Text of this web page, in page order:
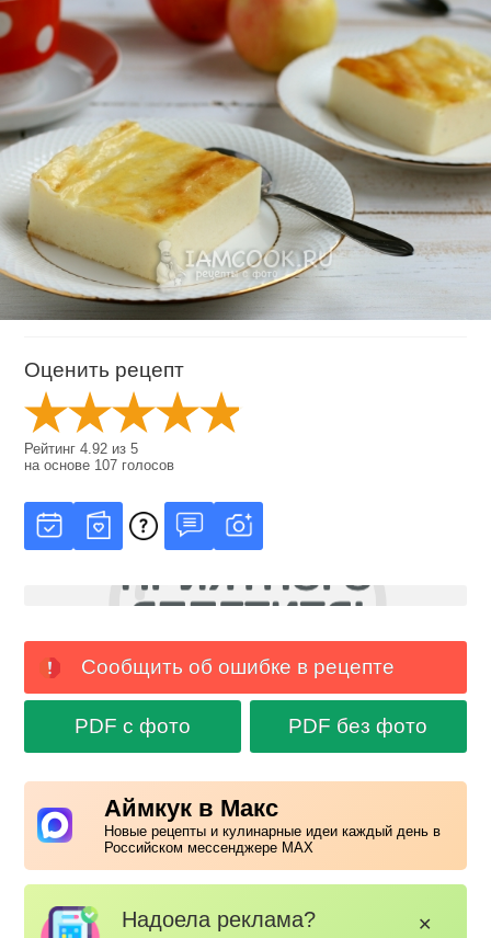
Оценить рецепт
Рейтинг4.92 из5
на основе 107 голосов
Сообщить об ошибке в рецепте
PDF с фото PDF без фото
Аймкук в Макс
Новые рецепты и кулинарные идеи каждый день в
Российском мессенджере MAX
Надоела реклама? ✕